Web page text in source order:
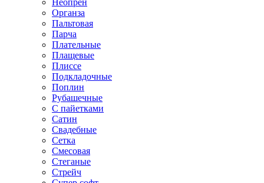
Органза
Пальтовая
Парча
Плательные
Плащевые
Плиссе
Подкладочные
Поплин
Рубашечные
С пайетками
Сатин
Свадебные
Сетка
Смесовая
Стеганые
Стрейч